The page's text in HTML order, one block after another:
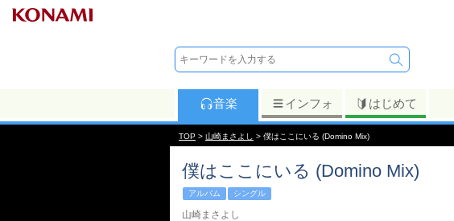
音楽 インフォ はじめて
TOP > 山崎まさよし > 僕はここにいる (Domino Mix)
僕はここにいる (Domino Mix)
アルバム シングル
山崎まさよし